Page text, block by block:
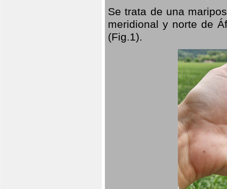
Se trata de una
meridional y norte de
(Fig.1).